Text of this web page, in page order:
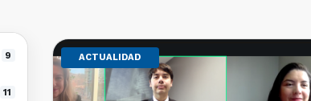
ACTUALIDAD
9
11